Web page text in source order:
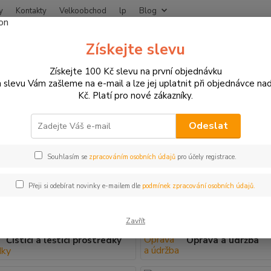
Kontakty Velkoobchod lp Blog
Hledat
ČIŠTĚNÍ, ÚDRŽBA, MOTOKOSMETIKA
ÚDRŽBA,
zahrnuje celou řadu užitečných přípravků pro čištění a
mazání moto řetězů. Přípravky pro impregnaci a čištění moto
Čistící a leštící prostředky Oprava a údržba
Získejte slevu
Získejte 100 Kč slevu na první objednávku
slevu Vám zašleme na e-mail a lze jej uplatnit při objednávce
Kč. Platí pro nové zákazníky.
Odeslat
Souhlasím se zpracováním osobních údajů pro účely registrace.
Přeji si odebírat novinky e-mailem dle podmínek zpracování osobních údajů.
Zavřít